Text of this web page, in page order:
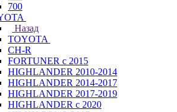
700
Назад
TOYOTA
CH-R
FORTUNER с 2015
HIGHLANDER 2010-2014
HIGHLANDER 2014-2017
HIGHLANDER 2017-2019
HIGHLANDER с 2020